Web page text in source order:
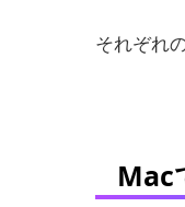
それぞれ
Mac